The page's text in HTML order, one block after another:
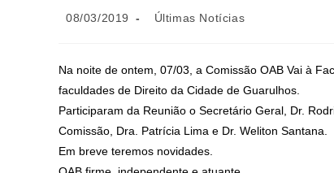
08/03/2019 Últimas Notícias
Na noite de ontem, 07/03, a Comissão OAB Vai à
faculdades de Direito da Cidade de Guarulhos.
Participaram da Reunião o Secretário Geral, Dr.
Comissão, Dra. Patrícia Lima e Dr. Weliton Santana.
Em breve teremos novidades.